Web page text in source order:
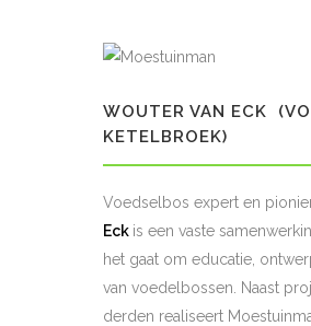
WOUTER VAN ECK
KETELBROEK)
Voedselbos expert en
Eck is een vaste
het gaat om educatie,
van voedelbossen. Naast
derden realiseert